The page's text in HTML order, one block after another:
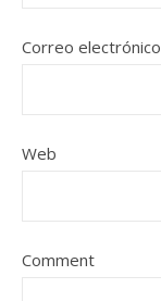
Correo electrónico
Web
Comment